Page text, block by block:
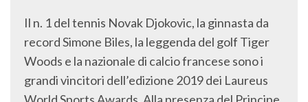
Il n. 1 del tennis Novak Djokovic, la ginnasta da
record Simone Biles, la leggenda del golf Tiger
Woods e la nazionale di calcio francese sono i
grandi vincitori dell’edizione 2019 dei Laureus